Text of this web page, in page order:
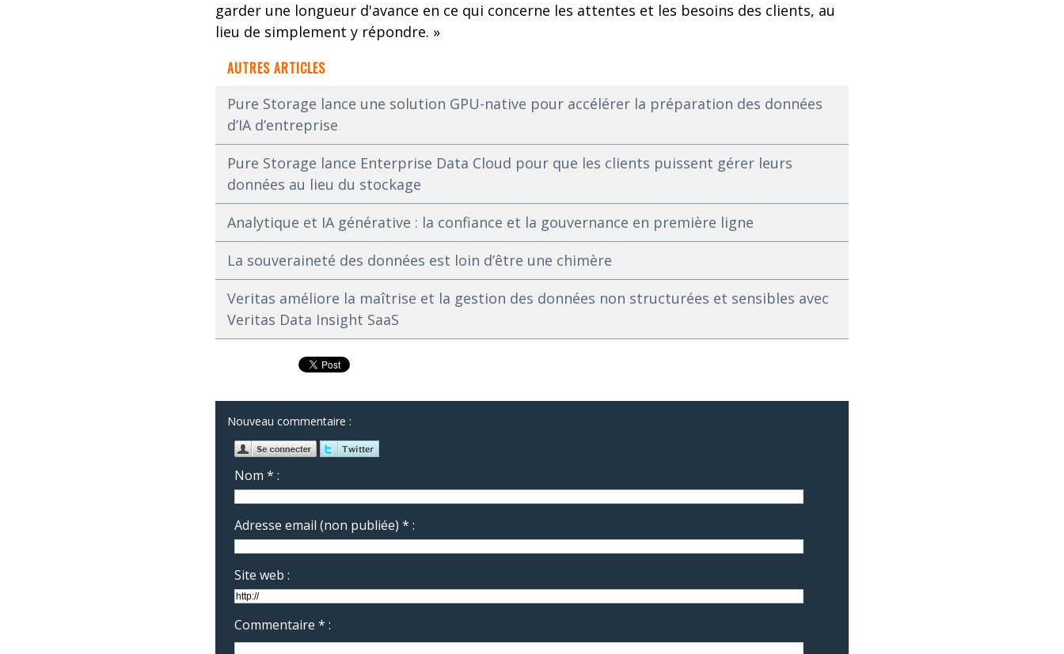
garder une longueur d'avance en ce qui concerne les attentes et les besoins des clients, au
lieu de simplement y répondre. »
AUTRES ARTICLES
Pure Storage lance une solution GPU-native pour accélérer la préparation des données
d’IA d’entreprise
Pure Storage lance Enterprise Data Cloud pour que les clients puissent gérer leurs
données au lieu du stockage
Analytique et IA générative : la confiance et la gouvernance en première ligne
La souveraineté des données est loin d’être une chimère
Veritas améliore la maîtrise et la gestion des données non structurées et sensibles avec
Veritas Data Insight SaaS
Nouveau commentaire :
Nom * :
Adresse email (non publiée) * :
Site web :
Commentaire * :